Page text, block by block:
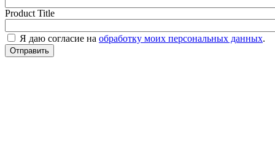
Product Title
Я даю согласие на обработку моих персональных данных.
Отправить